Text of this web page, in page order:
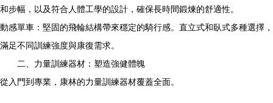
和步幅，以及符合人體工學的設計，確保長時間鍛煉的舒適性。
動感單車：堅固的飛輪結構帶來穩定的騎行感。直立式和臥式多種選擇，
滿足不同訓練強度與康復需求。
二、力量訓練器材：塑造強健體魄
從入門到專業，康林的力量訓練器材覆蓋全面。